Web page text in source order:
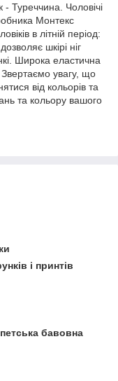
- Туреччина. Чоловічі
Монтекс
в літній період:
шкірі ніг
Широка еластична
увагу, що
від кольорів та
та кольору вашого
і принтів
бавовна